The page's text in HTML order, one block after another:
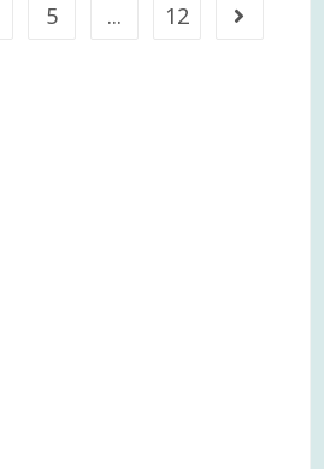
5 ... 12 Go to